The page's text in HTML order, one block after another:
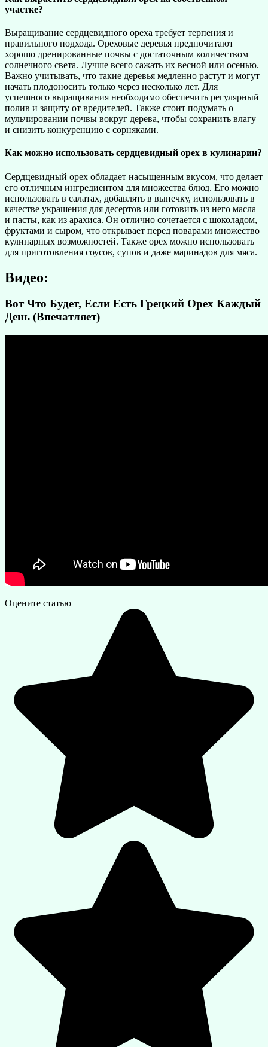
участке?
Выращивание сердцевидного ореха требует терпения и
правильного подхода. Ореховые деревья предпочитают
хорошо дренированные почвы с достаточным количеством
солнечного света. Лучше всего сажать их весной или осенью.
Важно учитывать, что такие деревья медленно растут и могут
начать плодоносить только через несколько лет. Для
успешного выращивания необходимо обеспечить регулярный
полив и защиту от вредителей. Также стоит подумать о
мульчировании почвы вокруг дерева, чтобы сохранить влагу
и снизить конкуренцию с сорняками.
Как можно использовать сердцевидный орех в кулинарии?
Сердцевидный орех обладает насыщенным вкусом, что делает
его отличным ингредиентом для множества блюд. Его можно
использовать в салатах, добавлять в выпечку, использовать в
качестве украшения для десертов или готовить из него масла
и пасты, как из арахиса. Он отлично сочетается с шоколадом,
фруктами и сыром, что открывает перед поварами множество
кулинарных возможностей. Также орех можно использовать
для приготовления соусов, супов и даже маринадов для мяса.
Видео:
Вот Что Будет, Если Есть Грецкий Орех Каждый
День (Впечатляет)
Оцените статью